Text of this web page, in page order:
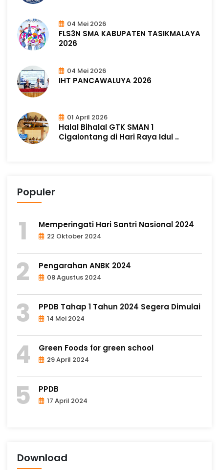
04 Mei 2026
FLS3N SMA KABUPATEN TASIKMALAYA
2026
04 Mei 2026
IHT PANCAWALUYA 2026
01 April 2026
Halal Bihalal GTK SMAN 1
Cigalontang di Hari Raya Idul ..
Populer
Memperingati Hari Santri Nasional 2024
22 Oktober 2024
Pengarahan ANBK 2024
08 Agustus 2024
PPDB Tahap 1 Tahun 2024 Segera Dimulai
14 Mei 2024
Green Foods for green school
29 April 2024
PPDB
17 April 2024
Download